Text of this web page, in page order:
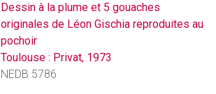
Dessin à la plume et 5 gouaches
originales de Léon Gischia reproduites au
pochoir
Toulouse : Privat, 1973
NEDB 5786